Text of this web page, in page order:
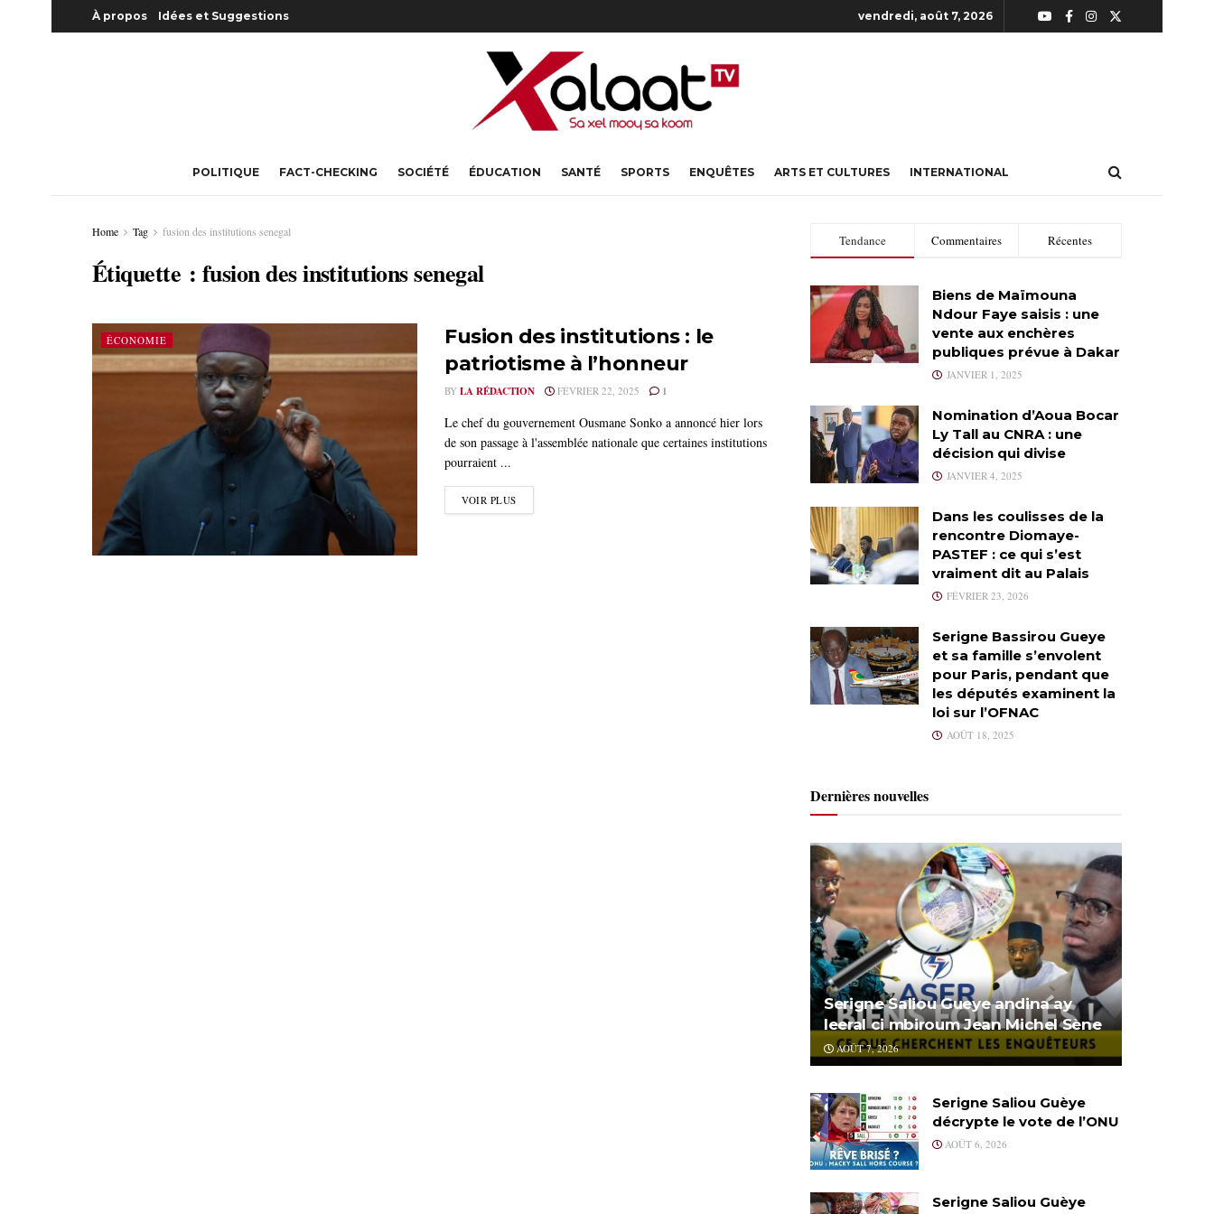
À propos Idées et Suggestions vendredi, août 7, 2026
POLITIQUE FACT-CHECKING SOCIÉTÉ ÉDUCATION SANTÉ SPORTS ENQUÊTES ARTS ET CULTURES INTERNATIONAL
Home Tag fusion des institutions senegal
Étiquette : fusion des institutions senegal
ÉCONOMIE
Fusion des institutions : le
patriotisme à l’honneur
BY LA RÉDACTION FÉVRIER 22, 2025 1
Le chef du gouvernement Ousmane Sonko a annoncé hier lors
de son passage à l'assemblée nationale que certaines institutions
pourraient ...
VOIR PLUS
Tendance Commentaires Récentes
Biens de Maïmouna
Ndour Faye saisis : une
vente aux enchères
publiques prévue à Dakar
JANVIER 1, 2025
Nomination d’Aoua Bocar
Ly Tall au CNRA : une
décision qui divise
JANVIER 4, 2025
Dans les coulisses de la
rencontre Diomaye-
PASTEF : ce qui s’est
vraiment dit au Palais
FÉVRIER 23, 2026
Serigne Bassirou Gueye
et sa famille s’envolent
pour Paris, pendant que
les députés examinent la
loi sur l’OFNAC
AOÛT 18, 2025
Dernières nouvelles
Serigne Saliou Gueye andina ay
leeral ci mbiroum Jean Michel Sène
AOÛT 7, 2026
Serigne Saliou Guèye
décrypte le vote de l’ONU
AOÛT 6, 2026
Serigne Saliou Guèye